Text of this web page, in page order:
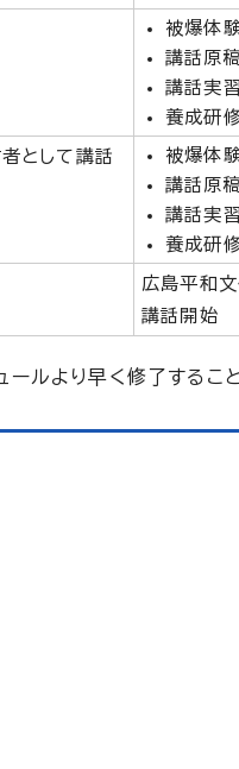
被爆体
講話原
講話実習
養成研
として講話
被爆体
講話原
講話実習
養成研
広島平和
講話開始
ルより早く修了すること